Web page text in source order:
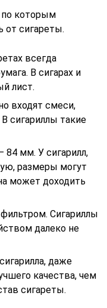
по которым
от сигареты.
всегда
В сигарах и
лист.
входят смеси,
сигариллы такие
84 мм. У сигарилл,
размеры могут
может доходить
Сигариллы
далеко не
даже
качества, чем
сигареты.